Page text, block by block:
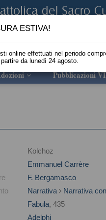
Pubblicazioni
Kolchoz
Emmanuel Carrère
F. Bergamasco
Narrativa
Narrativa
Fabula, 435
Adelphi
ESTIVA!
online effettuati nel periodo
da lunedì 24 agosto.